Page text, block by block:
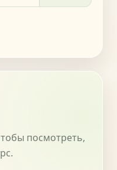
посмотреть,